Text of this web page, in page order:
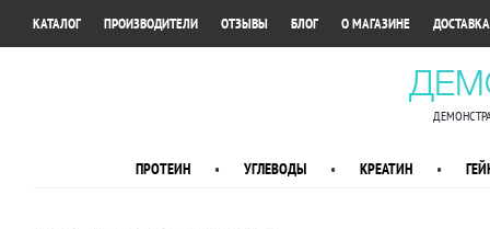
КАТАЛОГ ПРОИЗВОДИТЕЛИ ОТЗЫВЫ БЛОГ О МАГАЗИНЕ
ПРОТЕИН • УГЛЕВОДЫ • КРЕАТИН •